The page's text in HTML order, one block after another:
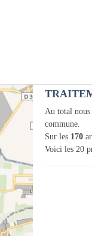
Au total nous
commune.
Sur les 170
Voici les 20